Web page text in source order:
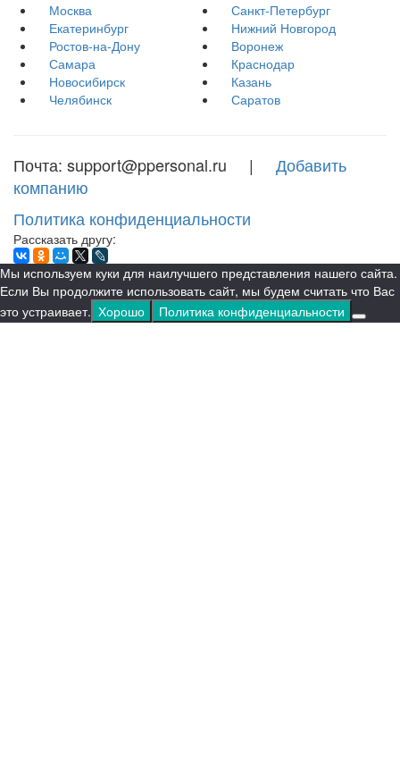
Москва
Санкт-Петербург
Екатеринбург
Нижний Новгород
Ростов-на-Дону
Воронеж
Самара
Краснодар
Новосибирск
Казань
Челябинск
Саратов
Почта: support@ppersonal.ru | Добавить
компанию
Политика конфиденциальности
Рассказать другу:
Мы используем куки для наилучшего представления нашего сайта.
Если Вы продолжите использовать сайт, мы будем считать что Вас
это устраивает. Хорошо Политика конфиденциальности